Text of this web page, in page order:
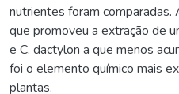
nutrientes foram
que promoveu a extração de
e C. dactylon a que menos
foi o elemento químico mais
plantas.